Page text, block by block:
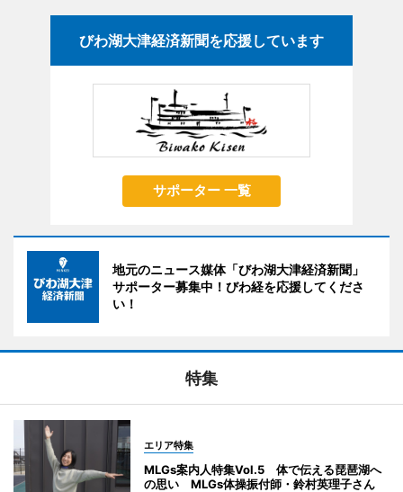
びわ湖大津経済新聞を応援しています
サポーター 一覧
地元のニュース媒体「びわ湖大津経済新聞」
サポーター募集中！びわ経を応援してくださ
い！
特集
エリア特集
MLGs案内人特集Vol.5 体で伝える琵琶湖へ
の思い MLGs体操振付師・鈴村英理子さん